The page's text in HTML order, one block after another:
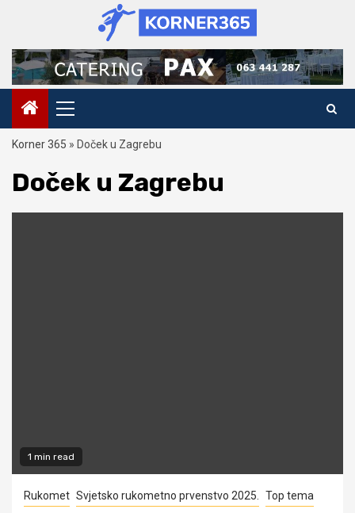
content
Primary
Menu
Korner 365 » Doček u Zagrebu
Doček u Zagrebu
1 min read
Rukomet Svjetsko rukometno prvenstvo 2025. Top tema